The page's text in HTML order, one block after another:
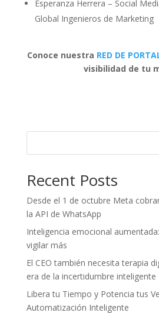
Esperanza Herrera – Social
Global Ingenieros de Marketing
Conoce nuestra RED DE
visibilidad de tu
Recent Posts
Desde el 1 de octubre Meta
la API de WhatsApp
Inteligencia emocional
vigilar más
El CEO también necesita terapia
era de la incertidumbre inteligente
Libera tu Tiempo y Potencia tus
Automatización Inteligente